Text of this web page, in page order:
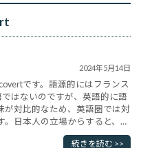
2024年5月14日
です。語源的にはフランス
はないのですが、英語的に語
が対比的なため、英語圏では対
。日本人の立場からすると、語
似ているので、対語として覚え
続きを読む >>